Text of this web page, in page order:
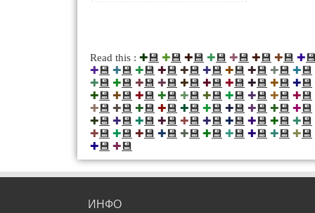
Read this : ✚💾 ✚💾 ✚💾 ✚💾 ✚💾 ✚💾 ✚💾 ✚
✚💾 ✚💾 ✚💾 ✚💾 ✚💾 ✚💾 ✚💾 ✚💾 ✚💾 ✚💾
✚💾 ✚💾 ✚💾 ✚💾 ✚💾 ✚💾 ✚💾 ✚💾 ✚💾 ✚💾
✚💾 ✚💾 ✚💾 ✚💾 ✚💾 ✚💾 ✚💾 ✚💾 ✚💾 ✚💾
✚💾 ✚💾 ✚💾 ✚💾 ✚💾 ✚💾 ✚💾 ✚💾 ✚💾 ✚💾
✚💾 ✚💾 ✚💾 ✚💾 ✚💾 ✚💾 ✚💾 ✚💾 ✚💾 ✚💾
✚💾 ✚💾 ✚💾 ✚💾 ✚💾 ✚💾 ✚💾 ✚💾 ✚💾 ✚💾
✚💾 ✚💾
ИНФО